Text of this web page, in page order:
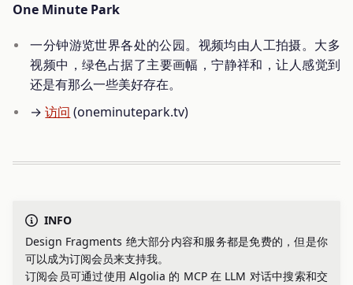
One Minute Park
一分钟游览世界各处的公园。视频均由人工拍摄。大多
视频中，绿色占据了主要画幅，宁静祥和，让人感觉到
还是有那么一些美好存在。
→访问 (oneminutepark.tv)
INFO
Design Fragments 绝大部分内容和服务都是免费的，但是你
可以成为订阅会员来支持我。
订阅会员可通过使用 Algolia 的 MCP 在 LLM 对话中搜索和交